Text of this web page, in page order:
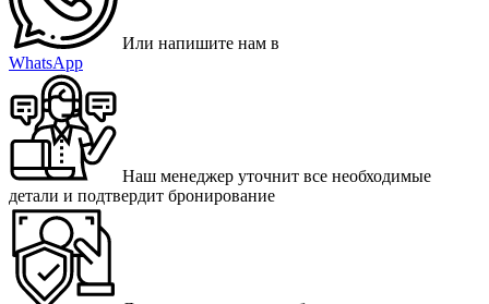
Или напишите нам в
WhatsApp
Наш менеджер уточнит все необходимые
детали и подтвердит бронирование